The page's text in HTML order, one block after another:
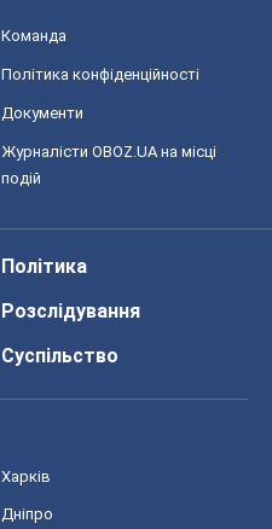
Команда
Політика конфіденційності
Документи
Журналісти OBOZ.UA на місці
подій
Політика
Розслідування
Суспільство
Харків
Дніпро